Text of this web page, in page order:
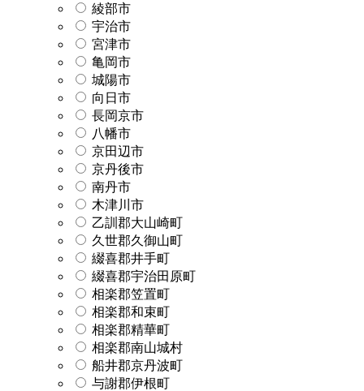
綾部市
宇治市
宮津市
亀岡市
城陽市
向日市
長岡京市
八幡市
京田辺市
京丹後市
南丹市
木津川市
乙訓郡大山崎町
久世郡久御山町
綴喜郡井手町
綴喜郡宇治田原町
相楽郡笠置町
相楽郡和束町
相楽郡精華町
相楽郡南山城村
船井郡京丹波町
与謝郡伊根町